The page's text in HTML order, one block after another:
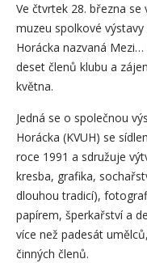
Ve čtvrtek 28. března se
muzeu spolkové
Horácka nazvaná
deset členů klubu a
května.
Jedná se o společnou
Horácka (KVUH) se
roce 1991 a sdružuje
kresba, grafika,
dlouhou tradicí),
papírem, šperkařství a
více než padesát
činných členů.